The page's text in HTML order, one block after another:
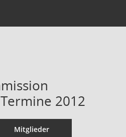
2012
Mitglieder